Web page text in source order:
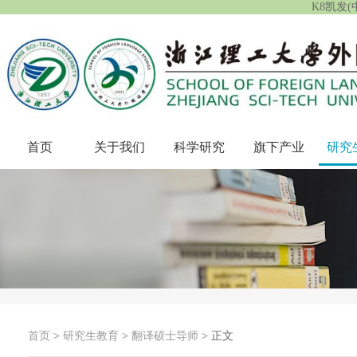
K8凯发(
首页 关于我们 科学研究 旗下产业 研究
首页 > 研究生教育 > 翻译硕士导师 > 正文